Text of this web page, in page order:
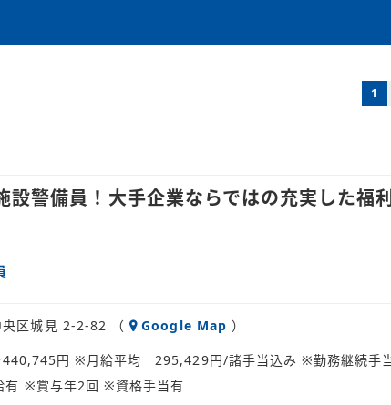
1
警備員！大手企業ならではの充実した福
央区城見 2-2-82 （ Google Map ）
円 ※月給平均 295,429円/諸手当込み ※勤務継続手
有 ※賞与年2回 ※資格手当有